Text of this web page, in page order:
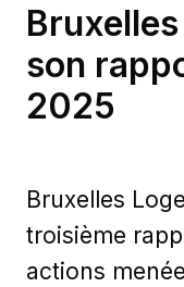
son
2025
Bruxelles
troisième
actions